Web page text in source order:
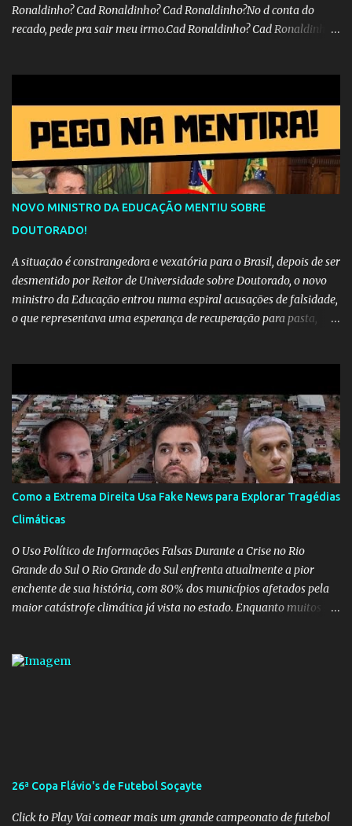
Ronaldinho? Cad Ronaldinho? Cad Ronaldinho?No d conta do
recado, pede pra sair meu irmo.Cad Ronaldinho? Cad Ronaldinho?
NOVO MINISTRO DA EDUCAÇÃO MENTIU SOBRE
DOUTORADO!
A situação é constrangedora e vexatória para o Brasil, depois de ser
desmentido por Reitor de Universidade sobre Doutorado, o novo
ministro da Educação entrou numa espiral acusações de falsidade,
o que representava uma esperança de recuperação para pasta,
meio vai ter o seu terceiro ministro no comando, depois da
insensatez de Vélez e as loucuras ideológicas de Weintraub, parecia
que a ala influenciada por Olavo de Carvalho tinha perdido força
na gestão... Mas as mentiras de Carlos Alberto Decotelli podem
trazer mais problemas do que soluções a Educação brasileira,
afinal de contas como acreditar em algo proposto pelo novo
ministro sem imaginar que ele só esta querendo auferir vantagens
pessoais em uma pasta de tamanha envergadura e influência na
vida dos brasileiros. Evelin Azevedo escreveu brilhantemen...
Como a Extrema Direita Usa Fake News para Explorar Tragédias
Climáticas
O Uso Político de Informações Falsas Durante a Crise no Rio
Grande do Sul O Rio Grande do Sul enfrenta atualmente a pior
enchente de sua história, com 80% dos municípios afetados pela
maior catástrofe climática já vista no estado. Enquanto muitos se
voluntários e das forças governamentais, impactando diretamente
desinformações, chegando ao ponto de o governo federal pedir
uma investigação para identificar os autores dessas notícias falsas.
O Negacionismo Climático da Extrema Direita Essa disseminação
26ª Copa Flávio's de Futebol Soçayte
Click to Play Vai comear mais um grande campeonato de futebol